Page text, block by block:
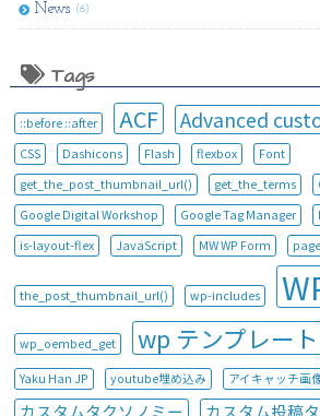
News (6)
Tags
::before ::after ACF Advanced
CSS
Dashicons Flash flexbox
Font
get_the_post_thumbnail_url()
get_the_terms
Google Digital Workshop
Google Tag Manager
is-layout-flex
JavaScript MW WP Form
the_post_thumbnail_url() wp-includes
wp_oembed_get wp テンプレート
Yaku Han JP youtube埋め込み アイキャッチ画